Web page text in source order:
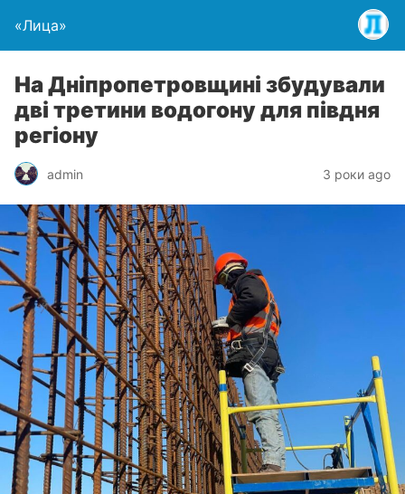
«Лица»
На Дніпропетровщині збудували
дві третини водогону для півдня
регіону
admin 3 роки ago